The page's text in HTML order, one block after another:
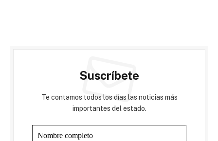
Suscríbete
Te contamos todos los días las noticias más
importantes del estado.